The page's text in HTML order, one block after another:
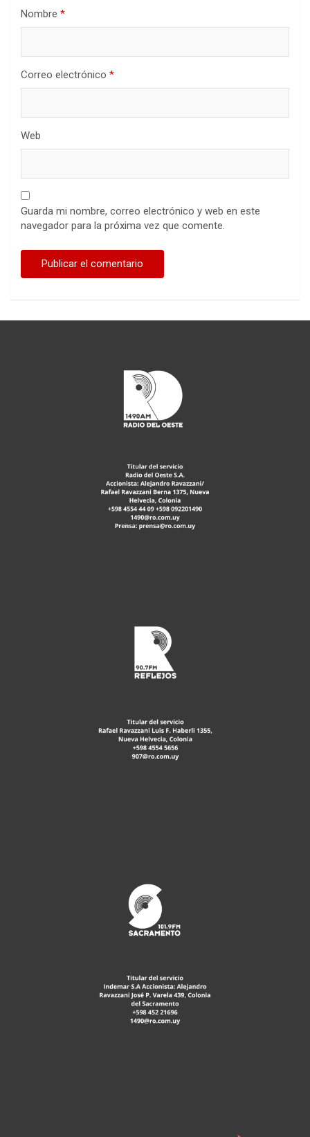
Nombre *
Correo electrónico *
Web
Guarda mi nombre, correo electrónico y web en este
navegador para la próxima vez que comente.